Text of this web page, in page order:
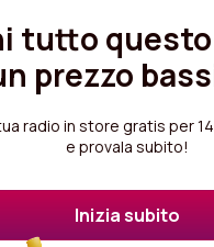
tutto
prezzo
radio in store gratis per
e provala subito!
Inizia subito